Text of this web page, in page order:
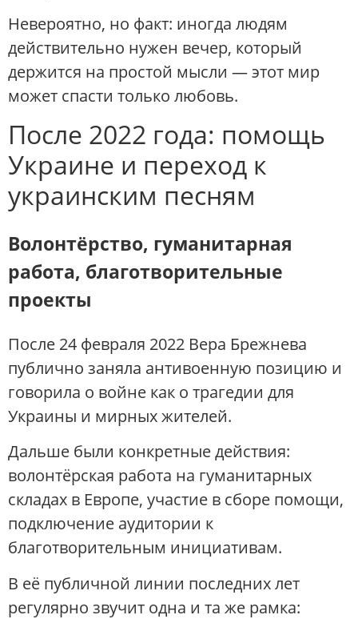
Невероятно, но факт: иногда людям
действительно нужен вечер, который
держится на простой мысли — этот мир
может спасти только любовь.
После 2022 года: помощь
Украине и переход к
украинским песням
Волонтёрство, гуманитарная
работа, благотворительные
проекты
После 24 февраля 2022 Вера Брежнева
публично заняла антивоенную позицию и
говорила о войне как о трагедии для
Украины и мирных жителей.
Дальше были конкретные действия:
волонтёрская работа на гуманитарных
складах в Европе, участие в сборе помощи,
подключение аудитории к
благотворительным инициативам.
В её публичной линии последних лет
регулярно звучит одна и та же рамка: